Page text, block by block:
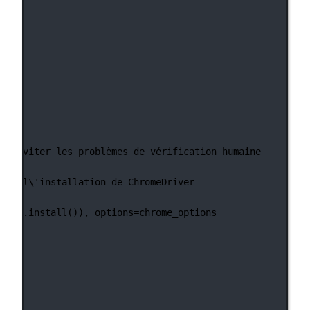
éviter les problèmes de vérification humaine
l\'installation de ChromeDriver
options=chrome_options